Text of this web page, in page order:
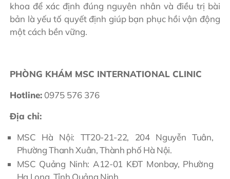
khoa để xác định đúng nguyên nhân và điều trị bài
bản là yếu tố quyết định giúp bạn phục hồi vận động
một cách bền vững.
PHÒNG KHÁM MSC INTERNATIONAL CLINIC
Hotline: 0975 576 376
Địa chỉ:
MSC Hà Nội: TT20-21-22, 204 Nguyễn Tuân,
Phường Thanh Xuân, Thành phố Hà Nội.
MSC Quảng Ninh: A12-01 KĐT Monbay, Phường
Hạ Long, Tỉnh Quảng Ninh.